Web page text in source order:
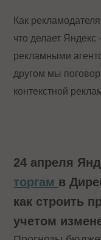
Как
что делает Яндекс
рекламными
другом мы
контекстной
24 апреля
торгам в
как строить
учетом